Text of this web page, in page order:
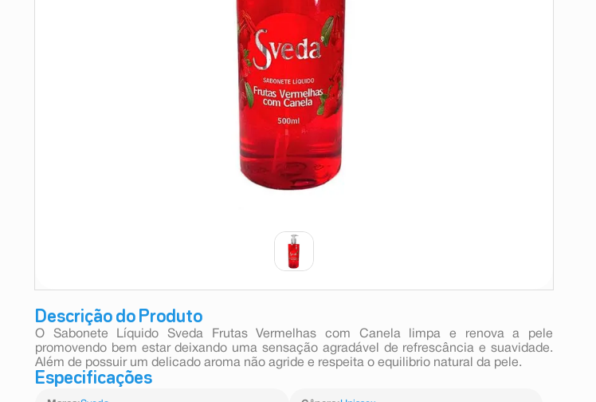
Descrição do Produto
O Sabonete Líquido Sveda Frutas Vermelhas com Canela limpa e renova a pele
promovendo bem estar deixando uma sensação agradável de refrescância e suavidade.
Além de possuir um delicado aroma não agride e respeita o equilibrio natural da pele.
Especificações
shampoo